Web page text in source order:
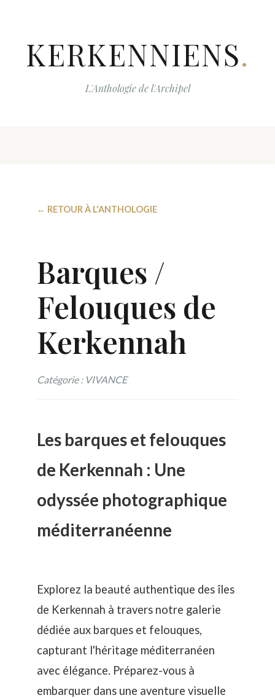
KERKENNIENS.
L'Anthologie de l'Archipel
← RETOUR À L'ANTHOLOGIE
Barques /
Felouques de
Kerkennah
Catégorie : VIVANCE
Les barques et felouques
de Kerkennah : Une
odyssée photographique
méditerranéenne
Explorez la beauté authentique des îles
de Kerkennah à travers notre galerie
dédiée aux barques et felouques,
capturant l'héritage méditerranéen
avec élégance. Préparez-vous à
embarquer dans une aventure visuelle